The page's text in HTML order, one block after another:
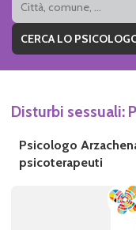
Disturbi sessuali:
Psicologo
psicoterapeuti